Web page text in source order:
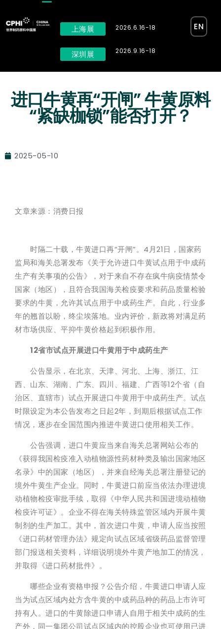
上海展
深圳展
2026.6.16-18
2026.9.16-18
EN
进口牛黄再“开闸” 牛黄原料
“紧缺枷锁”能否打开？
2025-05-10
文章来源：消费日报
时隔二十载，牛黄进口再“开闸”。4月21日，国家药
监局和海关总署发布《关于允许进口牛黄试点用于中成药
生产有关事项的公告》，对于来自不存在疯牛病疫情禁令
国家（地区），且符合我国海关检疫要求和药品质量检验
要求的牛黄，允许其试点用于中成药生产。自此，行业多
年的翘首以盼，终尘埃落地。业内评价，新政将对满足药
材市场供应、平抑牛黄价格起到积极作用。
12省市试点开展进口牛黄用于中成药生产
公告显示，在北京、天津、河北、上海、浙江、江
西、山东、湖南、广东、四川、福建、广西等12个省（自
治区、直辖市）试点开展进口牛黄用于中成药生产。试点
时限设定为本公告发布之日起2年，到期后根据试点工作
情况，逐步在全国范围内推进牛黄进口使用相关工作。
公告强调，进口牛黄应当来自海关总署网站公布的
《获得我国检疫准入动植物源性药材种类及输出国家地区
名录》中的国家（地区），并来自经海关总署注册登记的
境外牛黄生产企业。同时，牛黄进口前应当依法办理进境
动植物检疫审批手续，取得《中华人民共和国进境动植物
检疫许可证》。企业不得在海关特殊监管区域内开展牛黄
制剂的生产加工。其中，首次进口牛黄，申请人应当按照
《进口药材管理办法》规定向试点区域省级药品监督管理
部门报送相关资料，详细说明境外牛黄产地加工的情况，
并取得《进口药材批件》。
哪些企业有资格申报？公告介绍，牛黄进口申请人应
当为试点区域内处方含牛黄的中成药品种的药品上市许可
持有人。进口的牛黄除进口申请人自用于相关中成药的生
产外，同一集团公司试点区域内的控股企业也可使用已进